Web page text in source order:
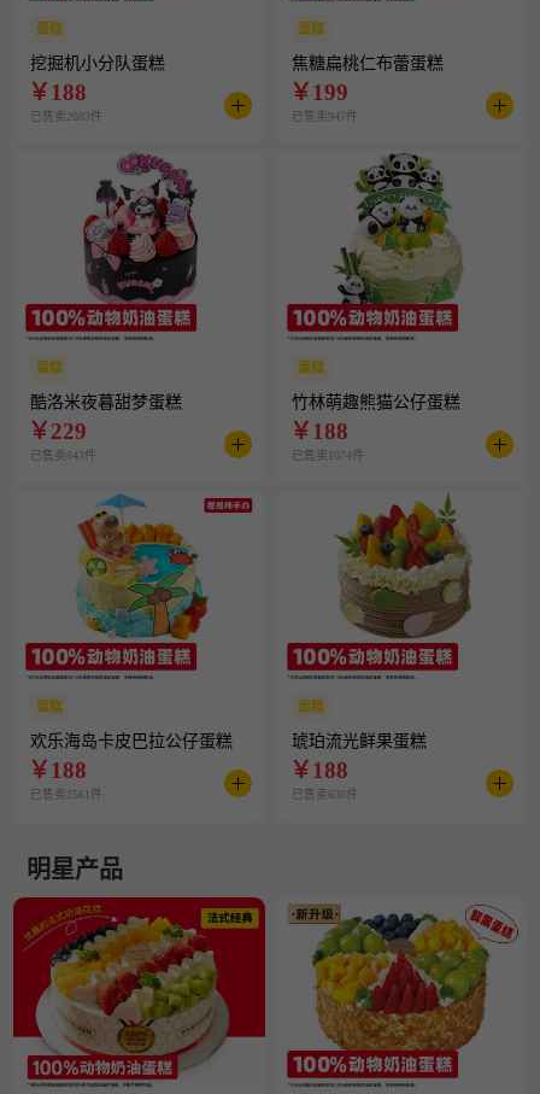
蛋糕
挖掘机小分队蛋糕
￥188
已售卖2083件
蛋糕
焦糖扁桃仁布蕾蛋糕
￥199
已售卖947件
蛋糕
酷洛米夜暮甜梦蛋糕
￥229
已售卖843件
蛋糕
竹林萌趣熊猫公仔蛋糕
￥188
已售卖1074件
蛋糕
欢乐海岛卡皮巴拉公仔蛋糕
￥188
已售卖2561件
蛋糕
琥珀流光鲜果蛋糕
￥188
已售卖636件
明星产品